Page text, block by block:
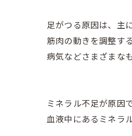
足がつる原因は、主
筋肉の動きを調整す
病気などさまざまな
ミネラル不足が原因
血液中にあるミネラ